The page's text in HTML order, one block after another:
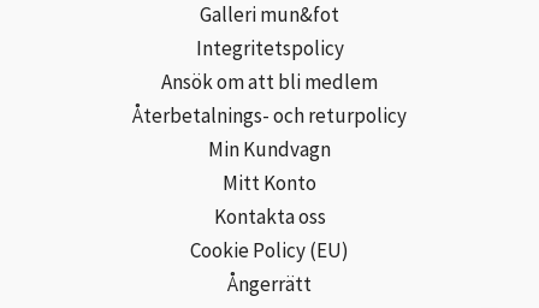
Galleri mun&fot
Integritetspolicy
Ansök om att bli medlem
Återbetalnings- och returpolicy
Min Kundvagn
Mitt Konto
Kontakta oss
Cookie Policy (EU)
Ångerrätt